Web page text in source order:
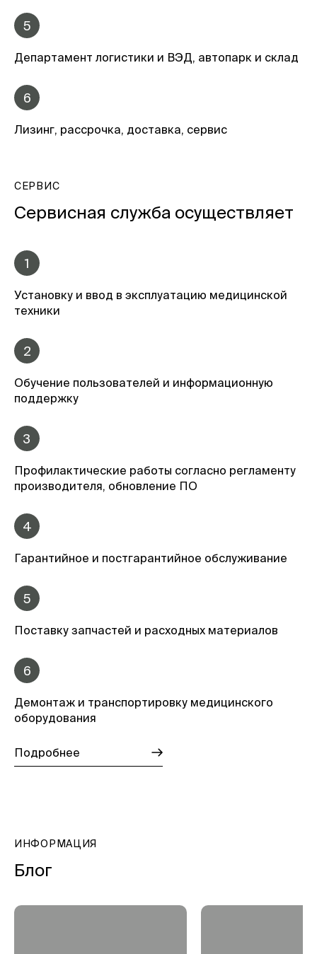
5
Департамент логистики и ВЭД, автопарк и склад
6
Лизинг, рассрочка, доставка, сервис
СЕРВИС
Сервисная служба осуществляет
1
Установку и ввод в эксплуатацию медицинской
техники
2
Обучение пользователей и информационную
поддержку
3
Профилактические работы согласно регламенту
производителя, обновление ПО
4
Гарантийное и постгарантийное обслуживание
5
Поставку запчастей и расходных материалов
6
Демонтаж и транспортировку медицинского
оборудования
Подробнее
ИНФОРМАЦИЯ
Блог